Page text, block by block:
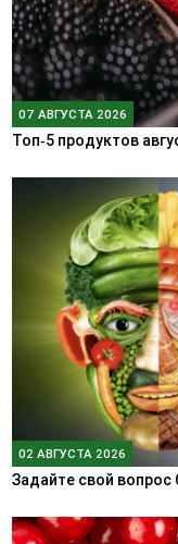
07 АВГУСТА 2026
Топ‑5 продуктов
02 АВГУСТА 2026
Задайте свой